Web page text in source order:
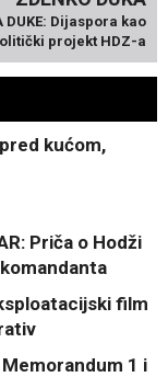
DUKE: Dijaspora kao
projekt HDZ-a
pred kućom,
Priča o Hodži
film
Memorandum 1 i